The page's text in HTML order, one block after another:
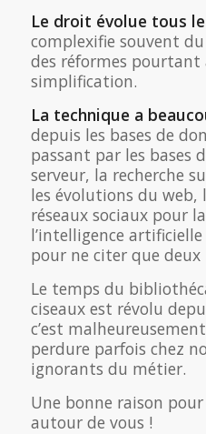
Le droit évolue tous
complexifie souvent
des réformes pourtant
simplification.
La technique a
depuis les bases de
passant par les bases
serveur, la recherche
les évolutions du web,
réseaux sociaux pour
l’intelligence
pour ne citer que
Le temps du
ciseaux est révolu
c’est
perdure parfois chez
ignorants du métier.
Une bonne raison
autour de vous !